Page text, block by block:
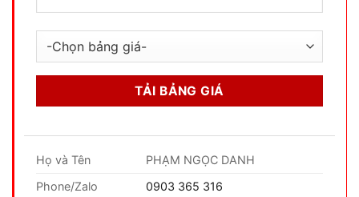
Họ và Tên
PHẠM NGỌC DANH
Phone/Zalo
0903 365 316